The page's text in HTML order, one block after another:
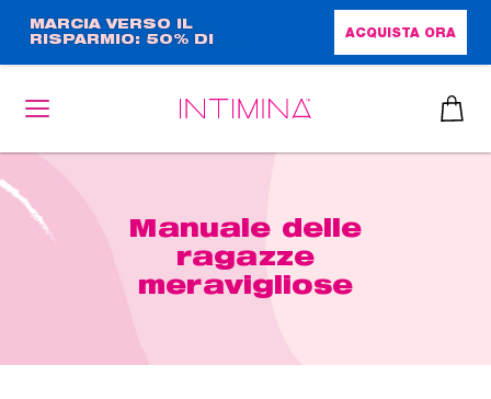
contenuto
principale
MARCIA VERSO IL
RISPARMIO: 50% DI
FORMATO COMPLETO!!
ACQUISTA ORA
Manuale delle
ragazze
meravigliose